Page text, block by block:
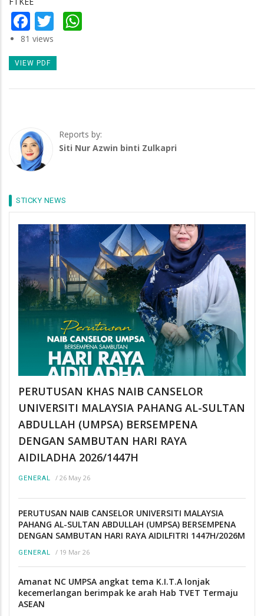
Facebook
Twitter
81 views
VIEW PDF
Reports by:
Siti Nur Azwin binti Zulkapri
STICKY NEWS
PERUTUSAN KHAS NAIB CANSELOR
UNIVERSITI MALAYSIA PAHANG AL-SULTAN
ABDULLAH (UMPSA) BERSEMPENA
DENGAN SAMBUTAN HARI RAYA
AIDILADHA 2026/1447H
GENERAL / 26 May 26
PERUTUSAN NAIB CANSELOR UNIVERSITI MALAYSIA
PAHANG AL-SULTAN ABDULLAH (UMPSA) BERSEMPENA
DENGAN SAMBUTAN HARI RAYA AIDILFITRI 1447H/2026M
GENERAL / 19 Mar 26
Amanat NC UMPSA angkat tema K.I.T.A lonjak
kecemerlangan berimpak ke arah Hab TVET Termaju
ASEAN